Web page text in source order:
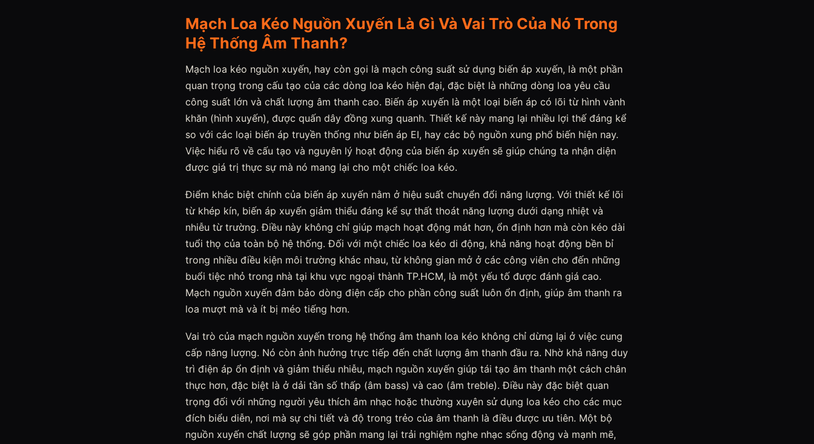
Mạch Loa Kéo Nguồn Xuyến Là Gì Và Vai Trò Của Nó Trong
Hệ Thống Âm Thanh?
Mạch loa kéo nguồn xuyến, hay còn gọi là mạch công suất sử dụng biến áp xuyến, là một phần
quan trọng trong cấu tạo của các dòng loa kéo hiện đại, đặc biệt là những dòng loa yêu cầu
công suất lớn và chất lượng âm thanh cao. Biến áp xuyến là một loại biến áp có lõi từ hình vành
khăn (hình xuyến), được quấn dây đồng xung quanh. Thiết kế này mang lại nhiều lợi thế đáng kể
so với các loại biến áp truyền thống như biến áp EI, hay các bộ nguồn xung phổ biến hiện nay.
Việc hiểu rõ về cấu tạo và nguyên lý hoạt động của biến áp xuyến sẽ giúp chúng ta nhận diện
được giá trị thực sự mà nó mang lại cho một chiếc loa kéo.
Điểm khác biệt chính của biến áp xuyến nằm ở hiệu suất chuyển đổi năng lượng. Với thiết kế lõi
từ khép kín, biến áp xuyến giảm thiểu đáng kể sự thất thoát năng lượng dưới dạng nhiệt và
nhiễu từ trường. Điều này không chỉ giúp mạch hoạt động mát hơn, ổn định hơn mà còn kéo dài
tuổi thọ của toàn bộ hệ thống. Đối với một chiếc loa kéo di động, khả năng hoạt động bền bỉ
trong nhiều điều kiện môi trường khác nhau, từ không gian mở ở các công viên cho đến những
buổi tiệc nhỏ trong nhà tại khu vực ngoại thành TP.HCM, là một yếu tố được đánh giá cao.
Mạch nguồn xuyến đảm bảo dòng điện cấp cho phần công suất luôn ổn định, giúp âm thanh ra
loa mượt mà và ít bị méo tiếng hơn.
Vai trò của mạch nguồn xuyến trong hệ thống âm thanh loa kéo không chỉ dừng lại ở việc cung
cấp năng lượng. Nó còn ảnh hưởng trực tiếp đến chất lượng âm thanh đầu ra. Nhờ khả năng duy
trì điện áp ổn định và giảm thiểu nhiễu, mạch nguồn xuyến giúp tái tạo âm thanh một cách chân
thực hơn, đặc biệt là ở dải tần số thấp (âm bass) và cao (âm treble). Điều này đặc biệt quan
trọng đối với những người yêu thích âm nhạc hoặc thường xuyên sử dụng loa kéo cho các mục
đích biểu diễn, nơi mà sự chi tiết và độ trong trẻo của âm thanh là điều được ưu tiên. Một bộ
nguồn xuyến chất lượng sẽ góp phần mang lại trải nghiệm nghe nhạc sống động và mạnh mẽ,